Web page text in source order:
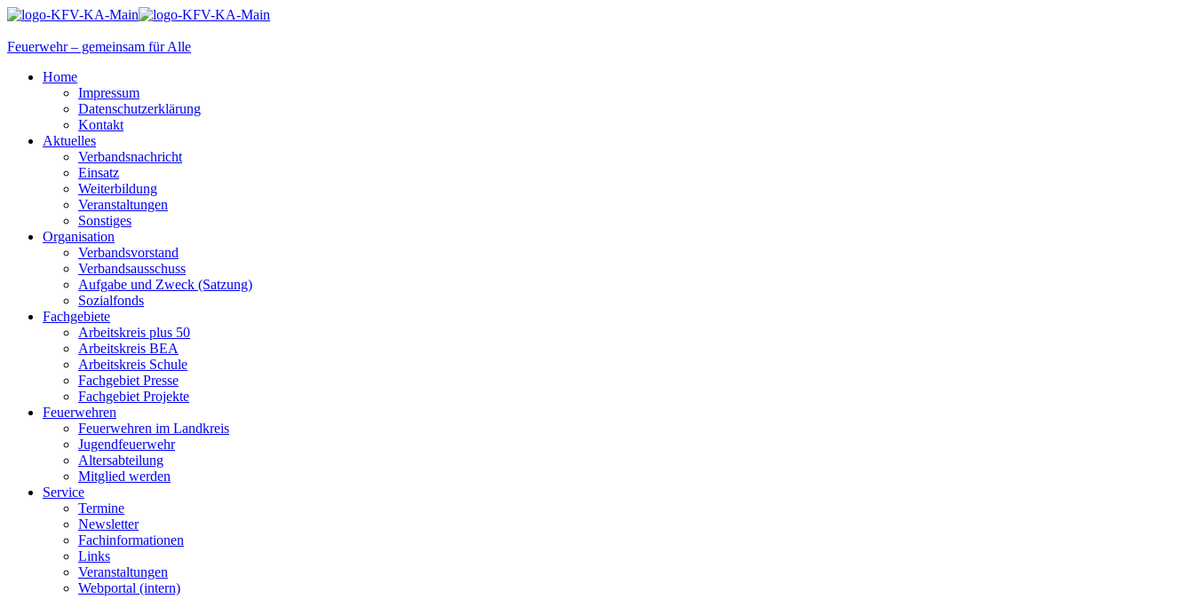
Feuerwehr – gemeinsam für Alle
Home
Impressum
Datenschutzerklärung
Kontakt
Aktuelles
Verbandsnachricht
Einsatz
Weiterbildung
Veranstaltungen
Sonstiges
Organisation
Verbandsvorstand
Verbandsausschuss
Aufgabe und Zweck (Satzung)
Sozialfonds
Fachgebiete
Arbeitskreis plus 50
Arbeitskreis BEA
Arbeitskreis Schule
Fachgebiet Presse
Fachgebiet Projekte
Feuerwehren
Feuerwehren im Landkreis
Jugendfeuerwehr
Altersabteilung
Mitglied werden
Service
Termine
Newsletter
Fachinformationen
Links
Veranstaltungen
Webportal (intern)